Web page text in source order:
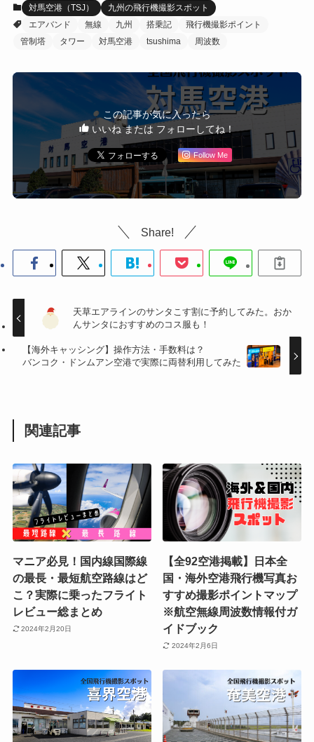
対馬空港（TSJ）
九州の飛行機撮影スポット
エアバンド
無線 九州 搭乗記
飛行機撮影ポイント
管制塔
タワー 対馬空港 tsushima 周波数
この記事が気に入ったら
いいね または フォローしてね！
Follow Me
Share!
天草エアラインのサンタこす割に予約してみた。おか
んサンタにおすすめのコス服も！
【海外キャッシング】操作方法・手数料は？
バンコク・ドンムアン空港で実際に両替利用してみた
関連記事
マニア必見！国内線国際線
の最長・最短航空路線はど
こ？実際に乗ったフライト
レビュー総まとめ
2024年2月20日
【全92空港掲載】日本全
国・海外空港飛行機写真お
すすめ撮影ポイントマップ
※航空無線周波数情報付ガ
イドブック
2024年2月6日